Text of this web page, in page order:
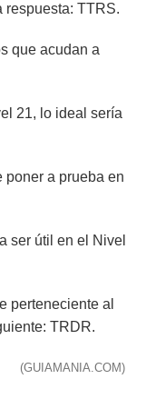
respuesta: TTRS.
que acudan a
21, lo ideal sería
poner a prueba en
ser útil en el Nivel
perteneciente al
TRDR.
(GUIAMANIA.COM)